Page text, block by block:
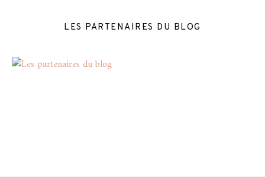
LES PARTENAIRES DU BLOG